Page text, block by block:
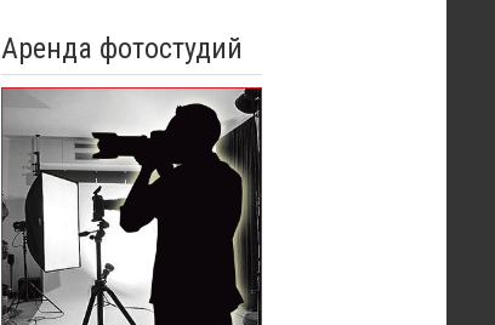
Аренда фотостудий